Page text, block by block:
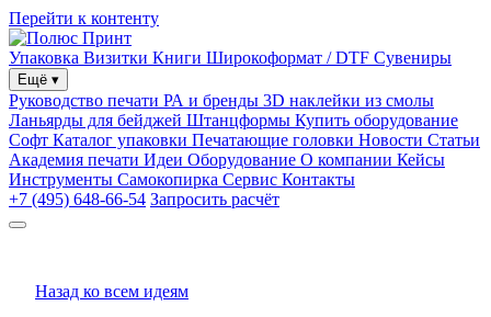
Перейти к контенту
Упаковка Визитки Книги Широкоформат / DTF Сувениры
Ещё ▾
Руководство печати РА и бренды 3D наклейки из смолы
Ланьярды для бейджей Штанцформы Купить оборудование
Софт Каталог упаковки Печатающие головки Новости Статьи
Академия печати Идеи Оборудование О компании Кейсы
Инструменты Самокопирка Сервис Контакты
+7 (495) 648-66-54 Запросить расчёт
Назад ко всем идеям